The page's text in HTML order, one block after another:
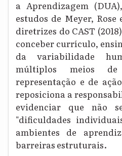
a Aprendizagem
estudos de Meyer, Rose
diretrizes do CAST
conceber currículo,
da variabilidade
múltiplos meios de
representação e de
reposiciona a
evidenciar que não
"dificuldades
ambientes de
barreiras estruturais.